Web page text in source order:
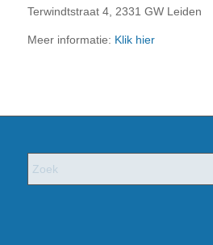
Terwindtstraat 4, 2331 GW Leiden
Meer informatie: Klik hier